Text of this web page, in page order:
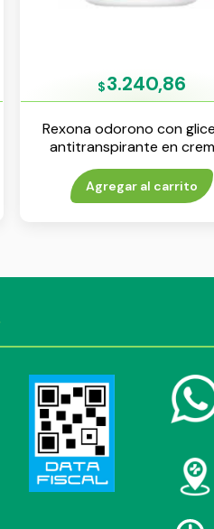
$3.240,86
Rexona odorono con
antitranspirante en
60 g
Agregar al carrito